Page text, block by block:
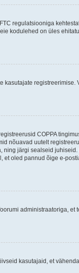
regulatsiooniga
kodulehed on üles
kasutajate registreerimise.
COPPA
nõuavad uutelt
ning järgi sealseid
et oled pannud õige e-
administraatoriga, et
kasutajaid, et